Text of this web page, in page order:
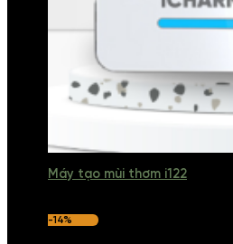
Máy tạo mùi thơm i122
-14%